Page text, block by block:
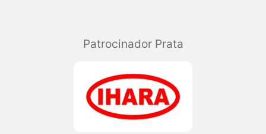
Patrocinador Prata